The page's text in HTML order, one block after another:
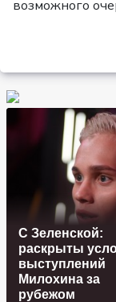
возможного
С Зеленской:
раскрыты
выступлений
Милохина за
рубежом